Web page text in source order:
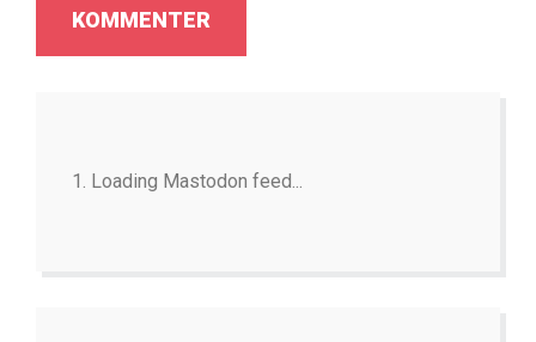
Loading Mastodon feed...